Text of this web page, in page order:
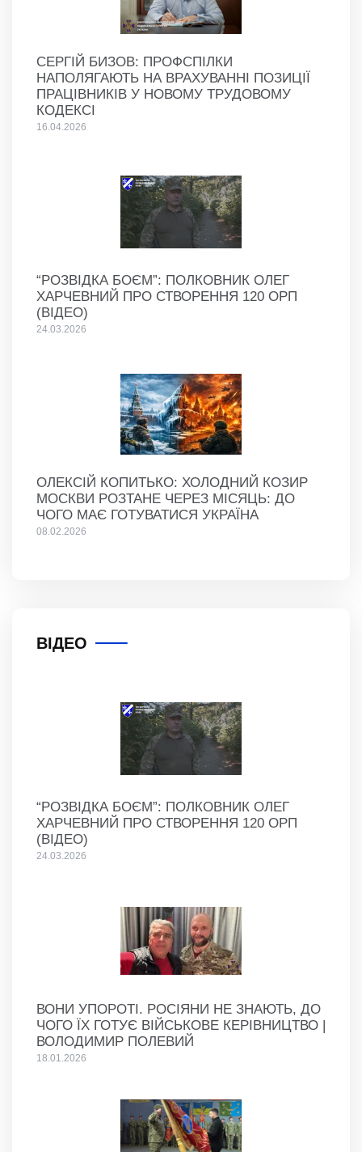
СЕРГІЙ БИЗОВ: ПРОФСПІЛКИ
НАПОЛЯГАЮТЬ НА ВРАХУВАННІ ПОЗИЦІЇ
ПРАЦІВНИКІВ У НОВОМУ ТРУДОВОМУ
КОДЕКСІ
16.04.2026
“РОЗВІДКА БОЄМ”: ПОЛКОВНИК ОЛЕГ
ХАРЧЕВНИЙ ПРО СТВОРЕННЯ 120 ОРП
(ВІДЕО)
24.03.2026
ОЛЕКСІЙ КОПИТЬКО: ХОЛОДНИЙ КОЗИР
МОСКВИ РОЗТАНЕ ЧЕРЕЗ МІСЯЦЬ: ДО
ЧОГО МАЄ ГОТУВАТИСЯ УКРАЇНА
08.02.2026
ВІДЕО
“РОЗВІДКА БОЄМ”: ПОЛКОВНИК ОЛЕГ
ХАРЧЕВНИЙ ПРО СТВОРЕННЯ 120 ОРП
(ВІДЕО)
24.03.2026
ВОНИ УПОРОТІ. РОСІЯНИ НЕ ЗНАЮТЬ, ДО
ЧОГО ЇХ ГОТУЄ ВІЙСЬКОВЕ КЕРІВНИЦТВО |
ВОЛОДИМИР ПОЛЕВИЙ
18.01.2026